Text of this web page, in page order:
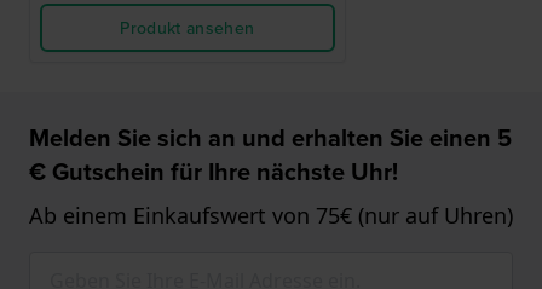
Produkt ansehen
Melden Sie sich an und erhalten Sie einen 5
€ Gutschein für Ihre nächste Uhr!
Ab einem Einkaufswert von 75€ (nur auf Uhren)